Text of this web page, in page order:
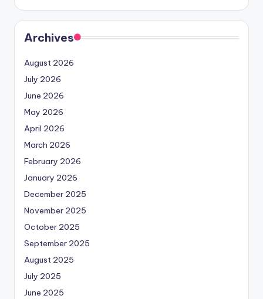
Archives
August 2026
July 2026
June 2026
May 2026
April 2026
March 2026
February 2026
January 2026
December 2025
November 2025
October 2025
September 2025
August 2025
July 2025
June 2025